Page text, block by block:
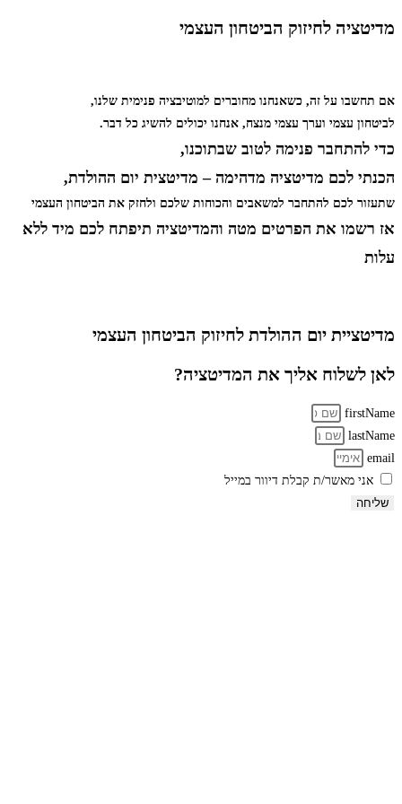
מדיטציה לחיזוק הביטחון העצמי
אם תחשבו על זה, כשאנחנו מחוברים למוטיבציה פנימית שלנו,
לביטחון עצמי וערך עצמי מנצח, אנחנו יכולים להשיג כל דבר.
כדי להתחבר פנימה לטוב שבתוכנו,
הכנתי לכם מדיטציה מדהימה – מדיטצית יום ההולדת,
שתעזור לכם להתחבר למשאבים והכוחות שלכם ולחזק את הביטחון העצמי
אז רשמו את הפרטים מטה והמדיטציה תיפתח לכם מיד ללא
עלות
מדיטציית יום ההולדת לחיזוק הביטחון העצמי
לאן לשלוח אליך את המדיטציה?
firstName
lastName
email
אני מאשר/ת קבלת דיוור במייל
שליחה